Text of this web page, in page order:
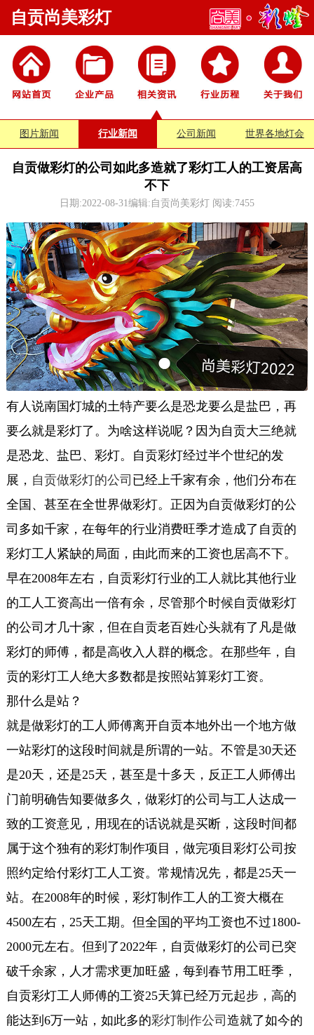
自贡尚美彩灯
图片新闻 行业新闻 公司新闻 世界各地灯会
自贡做彩灯的公司如此多造就了彩灯工人的工资居高
不下
日期:2022-08-31编辑:自贡尚美彩灯 阅读:7455
有人说南国灯城的土特产要么是恐龙要么是盐巴，再
要么就是彩灯了。为啥这样说呢？因为自贡大三绝就
是恐龙、盐巴、彩灯。自贡彩灯经过半个世纪的发
展， 自贡做彩灯的公司 已经上千家有余，他们分布在
全国、甚至在全世界做彩灯。正因为自贡做彩灯的公
司多如千家，在每年的行业消费旺季才造成了自贡的
彩灯工人紧缺的局面，由此而来的工资也居高不下。
早在2008年左右，自贡彩灯行业的工人就比其他行业
的工人工资高出一倍有余，尽管那个时候自贡做彩灯
的公司才几十家，但在自贡老百姓心头就有了凡是做
彩灯的师傅，都是高收入人群的概念。在那些年，自
贡的彩灯工人绝大多数都是按照站算彩灯工资。
那什么是站？
就是做彩灯的工人师傅离开自贡本地外出一个地方做
一站彩灯的这段时间就是所谓的一站。不管是30天还
是20天，还是25天，甚至是十多天，反正工人师傅出
门前明确告知要做多久，做彩灯的公司与工人达成一
致的工资意见，用现在的话说就是买断，这段时间都
属于这个独有的彩灯制作项目，做完项目彩灯公司按
照约定给付彩灯工人工资。常规情况先，都是25天一
站。在2008年的时候，彩灯制作工人的工资大概在
4500左右，25天工期。但全国的平均工资也不过1800-
2000元左右。但到了2022年，自贡做彩灯的公司已突
破千余家，人才需求更加旺盛，每到春节用工旺季，
自贡彩灯工人师傅的工资25天算已经万元起步，高的
能达到6万一站，如此多的彩灯制作公司 造就了如今的